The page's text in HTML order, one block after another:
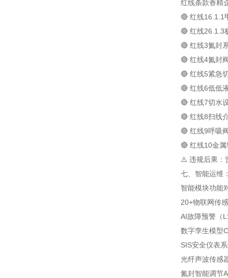
红线条款香精
🔴 红线16.1.1
🔴 红线26.1.3
🔴 红线3氮封
🔴 红线4氮封
🔴 红线5紧急
🔴 红线6低低
🔴 红线7切水
🔴 红线8扫线
🔴 红线9呼吸
🔴 红线10金属
⚠️ 违规后果：
七、智能运维
智能模块功能
20+物联网传
AI故障预警（
数字孪生模型
SIS安全仪表
光纤声波传感
氮封智能调节